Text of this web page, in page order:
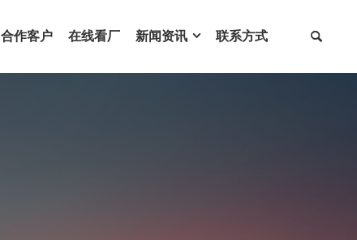
合作客户 在线看厂 新闻资讯 联系方式